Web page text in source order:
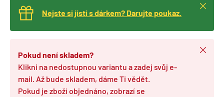
Nejste si jisti s dárkem? Darujte poukaz.
Zavřít
Pokud není skladem?
Klikni na nedostupnou variantu a zadej svůj e-
mail. Až bude skladem, dáme Ti vědět.
Pokud je zboží objednáno, zobrazí se
Zavřít